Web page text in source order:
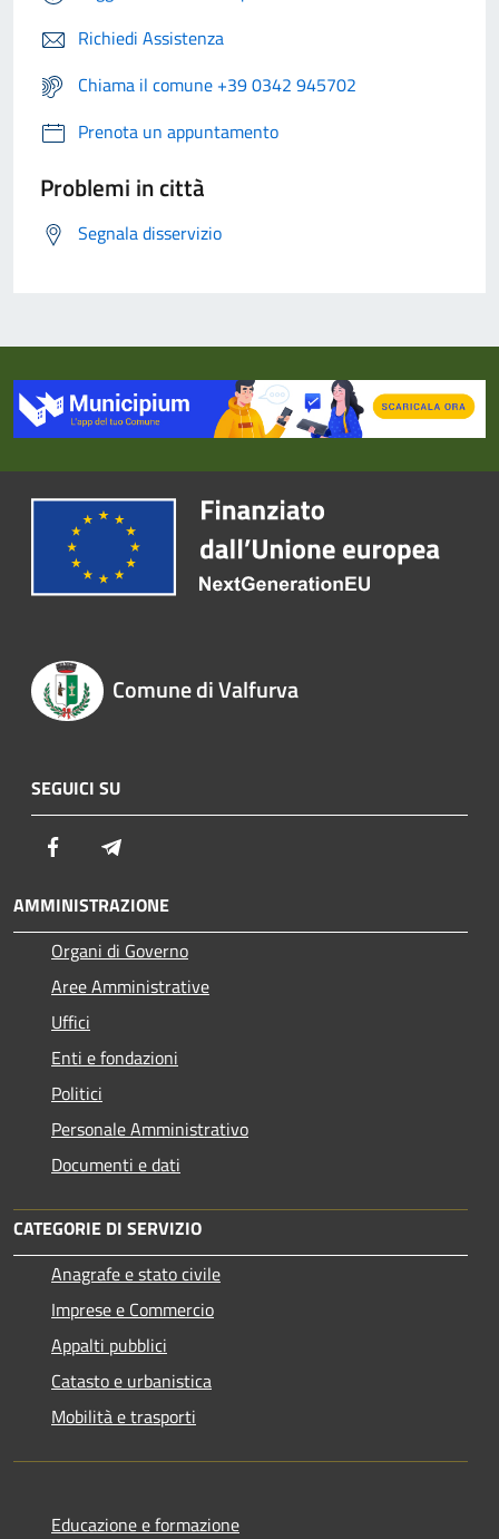
Richiedi Assistenza
Chiama il comune +39 0342 945702
Prenota un appuntamento
Problemi in città
Segnala disservizio
Comune di Valfurva
SEGUICI SU
Facebook
AMMINISTRAZIONE
Organi di Governo
Aree Amministrative
Uffici
Enti e fondazioni
Politici
Personale Amministrativo
Documenti e dati
CATEGORIE DI SERVIZIO
Anagrafe e stato civile
Imprese e Commercio
Appalti pubblici
Catasto e urbanistica
Mobilità e trasporti
Educazione e formazione